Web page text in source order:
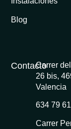
Blog
ContactoCarrer
26 bis,
Valencia
634 79
Carrer